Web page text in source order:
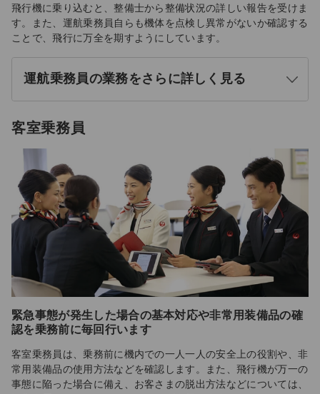
飛行機に乗り込むと、整備士から整備状況の詳しい報告を受けま
す。また、運航乗務員自らも機体を点検し異常がないか確認する
ことで、飛行に万全を期すようにしています。
運航乗務員の業務をさらに詳しく見る
客室乗務員
緊急事態が発生した場合の基本対応や非常用装備品の確
認を乗務前に毎回行います
客室乗務員は、乗務前に機内での一人一人の安全上の役割や、非
常用装備品の使用方法などを確認します。また、飛行機が万一の
事態に陥った場合に備え、お客さまの脱出方法などについては、